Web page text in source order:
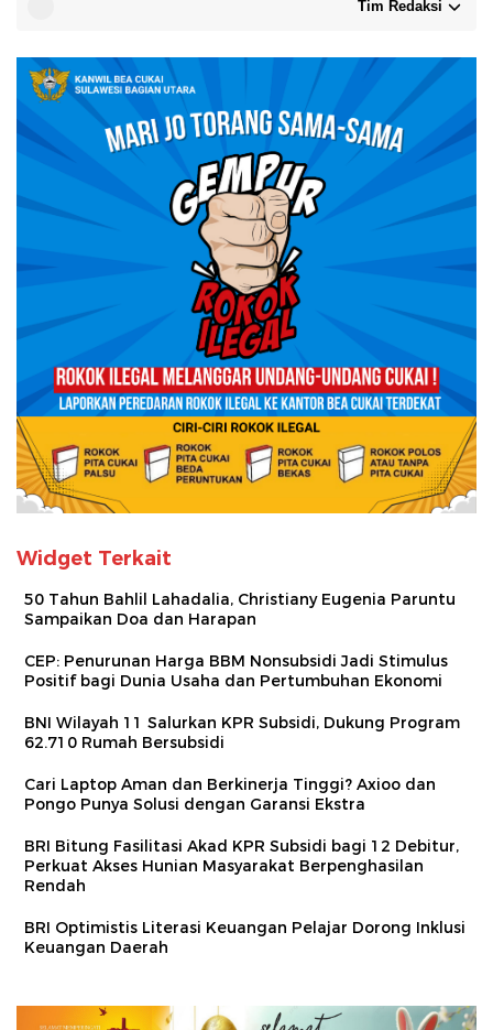
Tim Redaksi
Widget Terkait
50 Tahun Bahlil Lahadalia, Christiany Eugenia Paruntu
Sampaikan Doa dan Harapan
CEP: Penurunan Harga BBM Nonsubsidi Jadi Stimulus
Positif bagi Dunia Usaha dan Pertumbuhan Ekonomi
BNI Wilayah 11 Salurkan KPR Subsidi, Dukung Program
62.710 Rumah Bersubsidi
Cari Laptop Aman dan Berkinerja Tinggi? Axioo dan
Pongo Punya Solusi dengan Garansi Ekstra
BRI Bitung Fasilitasi Akad KPR Subsidi bagi 12 Debitur,
Perkuat Akses Hunian Masyarakat Berpenghasilan
Rendah
BRI Optimistis Literasi Keuangan Pelajar Dorong Inklusi
Keuangan Daerah